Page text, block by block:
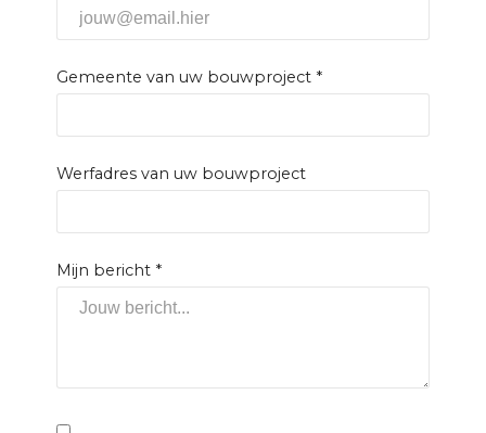
Gemeente van uw bouwproject *
Werfadres van uw bouwproject
Mijn bericht *